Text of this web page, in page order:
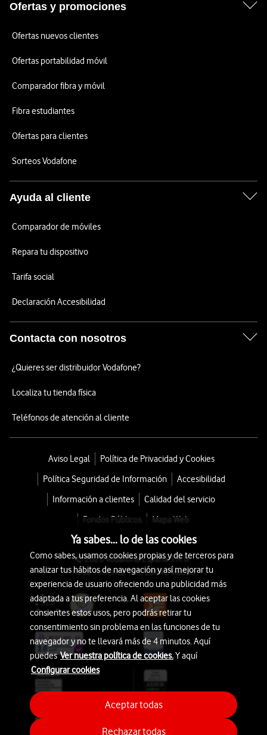
Ofertas y promociones
Ofertas nuevos clientes
Ofertas portabilidad móvil
Comparador fibra y móvil
Fibra estudiantes
Ofertas para clientes
Sorteos Vodafone
Ayuda al cliente
Comparador de móviles
Repara tu dispositivo
Tarifa social
Declaración Accesibilidad
Contacta con nosotros
¿Quieres ser distribuidor Vodafone?
Localiza tu tienda física
Teléfonos de atención al cliente
Aviso Legal
Política de Privacidad y Cookies
Política Seguridad de Información
Accesibilidad
Información a clientes
Calidad del servicio
Fondos Públicos
Mapa Web
© 2026 Vodafone España S.A.U.
Avda. América 115, 28042 Madrid
Ya sabes... lo de las cookies
Como sabes, usamos cookies propias y de terceros para
analizar tus hábitos de navegación y así mejorar tu
experiencia de usuario ofreciendo una publicidad más
adaptada a tus preferencia. Al aceptar las cookies
consientes estos usos, pero podrás retirar tu
consentimiento sin problema en las funciones de tu
navegador y no te llevará más de 4 minutos. Aquí
puedesVer nuestra política de cookies.Y aquí
Configurar cookies
Rechazar todas
Aceptar todas